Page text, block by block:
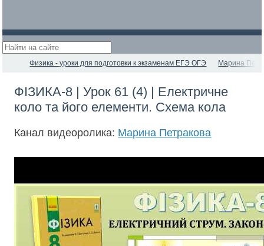
Физика - уроки для подготовки к экзаменам ЕГЭ ОГЭ Марина
ФІЗИКА-8 | Урок 61 (4) | Електричне
коло та його елементи. Схема кола
Канал видеоролика: Марина Петракова